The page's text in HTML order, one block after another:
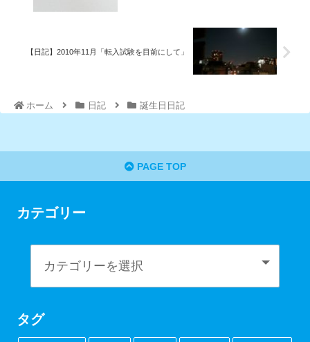
【日記】2010年11月「転入試験を目前にして」
ホーム 日記 誕生日日記
PAGE TOP
カテゴリー
タグ